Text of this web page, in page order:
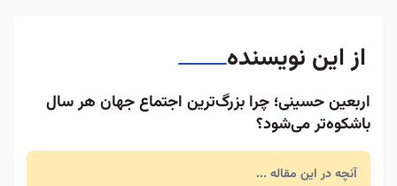
از این نویسنده
اربعین حسینی؛ چرا بزرگ‌ترین اجتماع جهان هر سال
باشکوه‌تر می‌شود؟
آنچه در این مقاله ...